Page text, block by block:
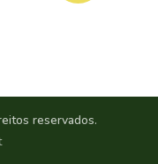
reservados.